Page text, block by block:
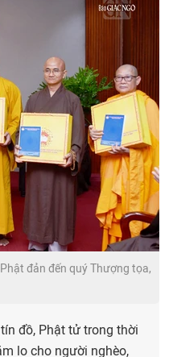
đản đến quý Thượng tọa,
đồ, Phật tử trong thời
lo cho người nghèo,